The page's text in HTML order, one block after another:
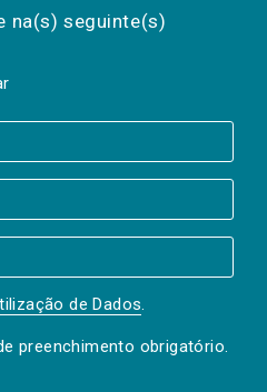
na(s) seguinte(s)
de Dados.
preenchimento obrigatório.